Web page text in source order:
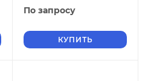
06ХН28МДТ ГОСТ 26020-
По запросу
КУПИТЬ